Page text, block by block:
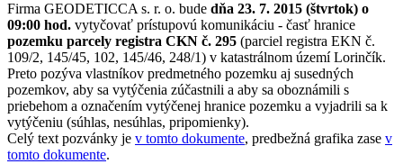
Firma GEODETICCA s. r. o. bude dňa 23. 7. 2015 (štvrtok) o
09:00 hod. vytyčovať prístupovú komunikáciu - časť hranice
pozemku parcely registra CKN č. 295 (parciel registra EKN č.
109/2, 145/45, 102, 145/46, 248/1) v katastrálnom území Lorinčík.
Preto pozýva vlastníkov predmetného pozemku aj susedných
pozemkov, aby sa vytýčenia zúčastnili a aby sa oboznámili s
priebehom a označením vytýčenej hranice pozemku a vyjadrili sa k
vytýčeniu (súhlas, nesúhlas, pripomienky).
Celý text pozvánky je v tomto dokumente, predbežná grafika zase v
tomto dokumente.